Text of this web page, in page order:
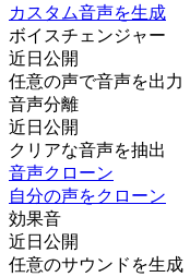
カスタム音声を生成
ボイスチェンジャー
近日公開
任意の声で音声を出力
音声分離
近日公開
クリアな音声を抽出
音声クローン
自分の声をクローン
効果音
近日公開
任意のサウンドを生成